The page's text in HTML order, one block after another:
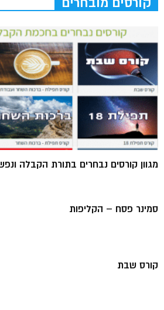
מגוון קורסים נבחרים בתורת הקבלה
סמינר פסח – הקליפות
קורס שבת